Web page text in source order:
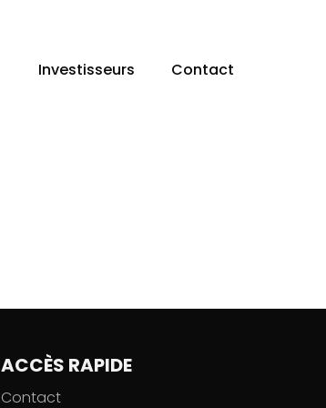
Investisseurs Contact
ACCÈS RAPIDE
Contact